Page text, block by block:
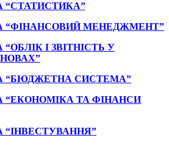
“СТАТИСТИКА”
“ФІНАНСОВИЙ МЕНЕДЖМЕНТ”
І ЗВІТНІСТЬ У
“БЮДЖЕТНА СИСТЕМА”
“ЕКОНОМІКА ТА ФІНАНСИ